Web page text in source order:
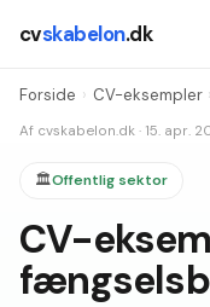
cvskabelon.dk
Forside › CV-eksempler ›
Af cvskabelon.dk · 15. apr.
🏛️Offentlig sektor
CV-